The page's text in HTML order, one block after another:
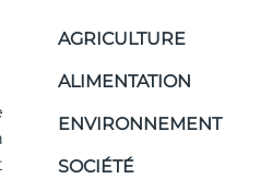
AGRICULTURE
ALIMENTATION
ENVIRONNEMENT
SOCIÉTÉ